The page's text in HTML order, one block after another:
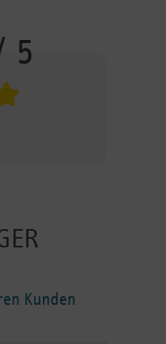
5
Kunden